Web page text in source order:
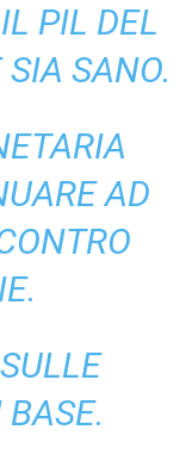
PIL DEL
SANO.
AD